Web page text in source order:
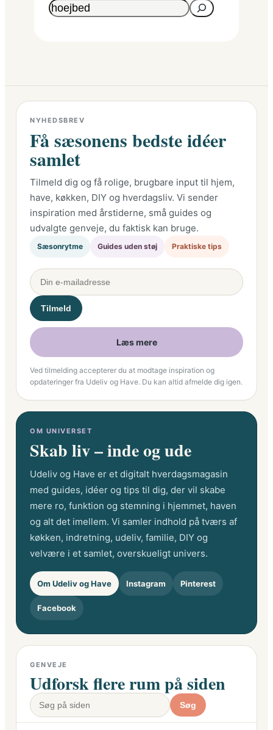
Søg
NYHEDSBREV
Få sæsonens bedste idéer
samlet
Tilmeld dig og få rolige, brugbare input til hjem,
have, køkken, DIY og hverdagsliv. Vi sender
inspiration med årstiderne, små guides og
udvalgte genveje, du faktisk kan bruge.
Sæsonrytme Guides uden støj Praktiske tips
Tilmeld
Læs mere
Ved tilmelding accepterer du at modtage inspiration og
opdateringer fra Udeliv og Have. Du kan altid afmelde dig igen.
OM UNIVERSET
Skab liv – inde og ude
Udeliv og Have er et digitalt hverdagsmagasin
med guides, idéer og tips til dig, der vil skabe
mere ro, funktion og stemning i hjemmet, haven
og alt det imellem. Vi samler indhold på tværs af
køkken, indretning, udeliv, familie, DIY og
velvære i et samlet, overskueligt univers.
Om Udeliv og Have Instagram Pinterest
Facebook
GENVEJE
Udforsk flere rum på siden
Søg